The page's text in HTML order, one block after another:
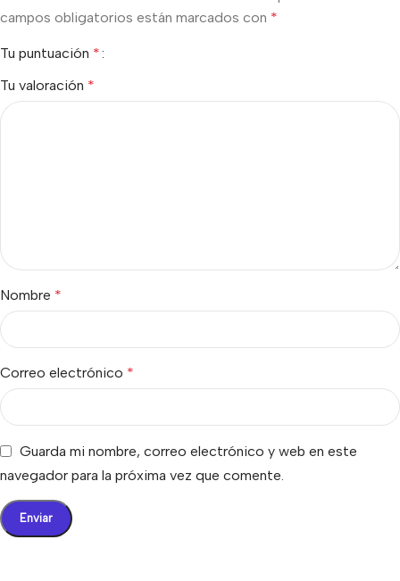
campos obligatorios están marcados con *
Tu puntuación *
Tu valoración *
Nombre *
Correo electrónico *
Guarda mi nombre, correo electrónico y web en este
navegador para la próxima vez que comente.